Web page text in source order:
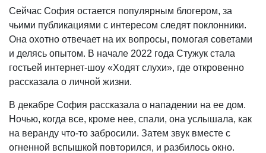
Сейчас София остается популярным блогером, за
чьими публикациями с интересом следят поклонники.
Она охотно отвечает на их вопросы, помогая советами
и делясь опытом. В начале 2022 года Стужук стала
гостьей интернет-шоу «Ходят слухи», где откровенно
рассказала о личной жизни.
В декабре София рассказала о нападении на ее дом.
Ночью, когда все, кроме нее, спали, она услышала, как
на веранду что-то забросили. Затем звук вместе с
огненной вспышкой повторился, и разбилось окно.